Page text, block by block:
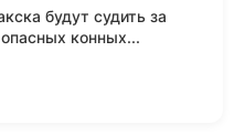
будут судить за
конных...